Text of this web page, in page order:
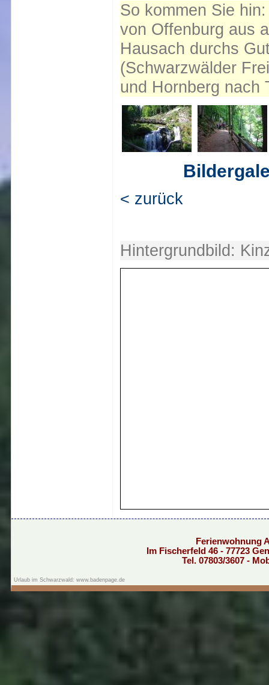
So kommen Sie hin:
von Offenburg aus
Hausach durchs
(Schwarzwälder
und Hornberg nach
< zurück
Hintergrundbild:
Ferienwohnung
Im Fischerfeld 46 - 77723
Tel. 07803/3607 -
Urlaub im Schwarzwald: www.badenpage.de